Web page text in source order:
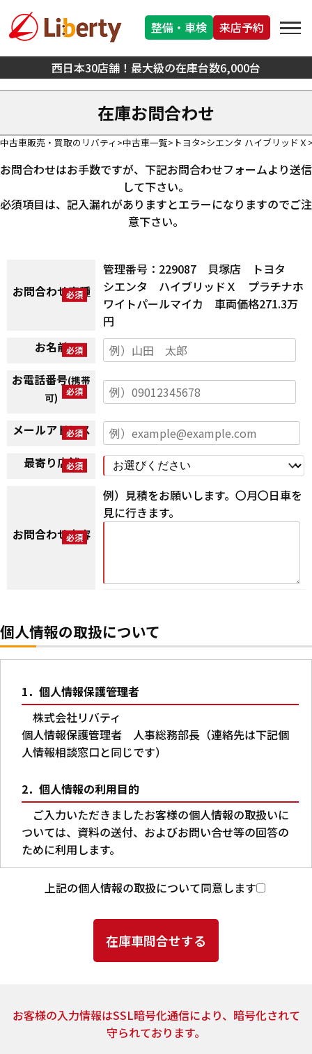
西日本30店舗！最大級の在庫台数6,000台
整備・車検 来店予約
在庫お問合わせ
中古車販売・買取のリバティ 中古車一覧 トヨタ シエンタ ハイブリッドＸ
お問合わせはお手数ですが、下記お問合わせフォームより送信
して下さい。
必須項目は、記入漏れがありますとエラーになりますのでご注
意下さい。
お問合わせ車種
管理番号：229087 貝塚店 トヨタ
シエンタ ハイブリッドＸ プラチナホ
ワイトパールマイカ 車両価格271.3万
円
お名前
お電話番号(携帯
可)
メールアドレス
最寄り店舗
お問合わせ内容
例）見積をお願いします。〇月〇日車を
見に行きます。
個人情報の取扱について
1．個人情報保護管理者
株式会社リバティ
個人情報保護管理者 人事総務部長（連絡先は下記個
人情報相談窓口と同じです）
2．個人情報の利用目的
ご入力いただきましたお客様の個人情報の取扱いに
ついては、資料の送付、およびお問い合せ等の回答の
ために利用します。
3．第三者への提供
とはありません。
上記2.の利用目的の達成に必要な範囲内において、ご
提供頂いた個人情報の取扱いを委託する場合がありま
す。当社は、個人情報の取扱いを委託する場合、業務委
上記の個人情報の取扱について同意します
お客様の入力情報はSSL暗号化通信により、暗号化されて
守られております。